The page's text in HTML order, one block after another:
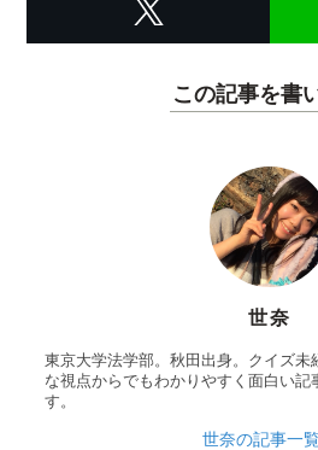
この記事を書
世奈
東京大学法学部。秋田出身。クイズ未
な視点からでもわかりやすく面白い記
す。
世奈の記事一